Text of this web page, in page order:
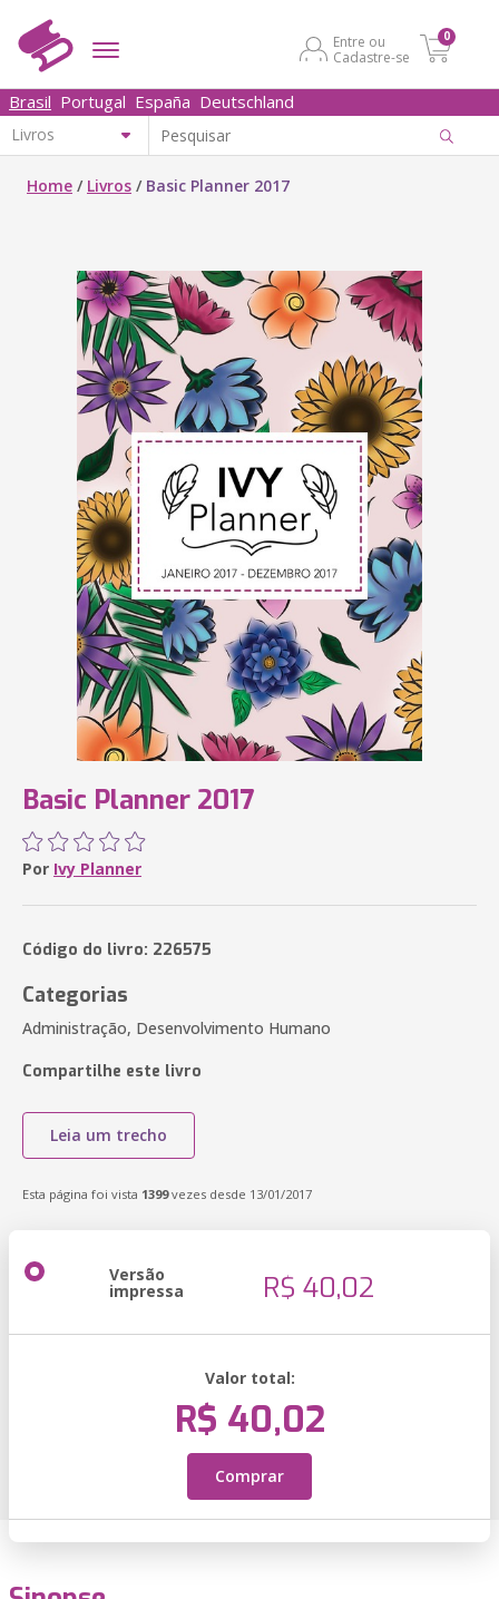
Entre ou
Cadastre-se
0
Brasil Portugal España Deutschland
Home / Livros / Basic Planner 2017
Basic Planner 2017
Por Ivy Planner
Código do livro: 226575
Categorias
Administração, Desenvolvimento Humano
Compartilhe este livro
Leia um trecho
Esta página foi vista 1399vezes desde 13/01/2017
Versão
impressa R$ 40,02
Valor total:
R$ 40,02
Comprar